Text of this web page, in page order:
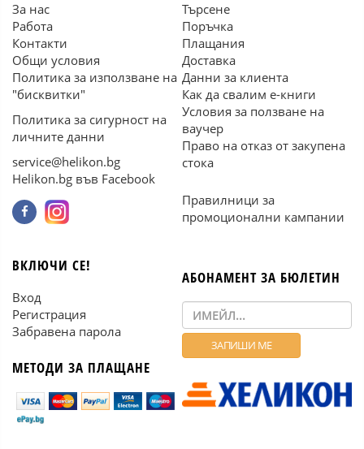
За нас
Работа
Контакти
Общи условия
Политика за използване на
"бисквитки"
Политика за сигурност на
личните данни
service@helikon.bg
Helikon.bg във Facebook
Търсене
Поръчка
Плащания
Доставка
Данни за клиента
Как да свалим е-книги
Условия за ползване на
ваучер
Право на отказ от закупена
стока
Правилници за
промоционални кампании
ВКЛЮЧИ СЕ!
Вход
Регистрация
Забравена парола
МЕТОДИ ЗА ПЛАЩАНЕ
АБОНАМЕНТ ЗА БЮЛЕТИН